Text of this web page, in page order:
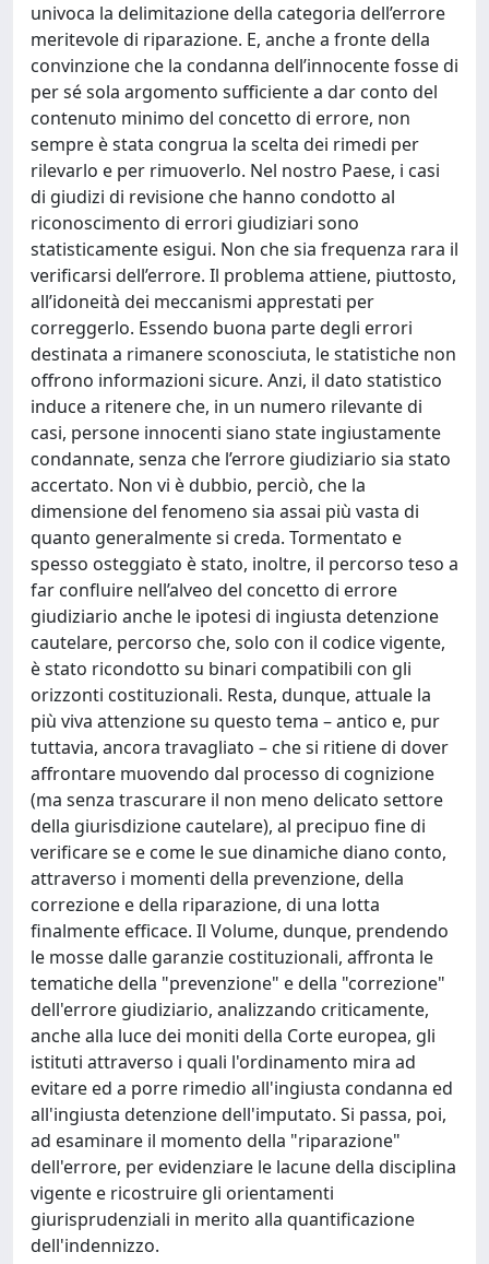
univoca la delimitazione della categoria dell’errore
meritevole di riparazione. E, anche a fronte della
convinzione che la condanna dell’innocente fosse di
per sé sola argomento sufficiente a dar conto del
contenuto minimo del concetto di errore, non
sempre è stata congrua la scelta dei rimedi per
rilevarlo e per rimuoverlo. Nel nostro Paese, i casi
di giudizi di revisione che hanno condotto al
riconoscimento di errori giudiziari sono
statisticamente esigui. Non che sia frequenza rara il
verificarsi dell’errore. Il problema attiene, piuttosto,
all’idoneità dei meccanismi apprestati per
correggerlo. Essendo buona parte degli errori
destinata a rimanere sconosciuta, le statistiche non
offrono informazioni sicure. Anzi, il dato statistico
induce a ritenere che, in un numero rilevante di
casi, persone innocenti siano state ingiustamente
condannate, senza che l’errore giudiziario sia stato
accertato. Non vi è dubbio, perciò, che la
dimensione del fenomeno sia assai più vasta di
quanto generalmente si creda. Tormentato e
spesso osteggiato è stato, inoltre, il percorso teso a
far confluire nell’alveo del concetto di errore
giudiziario anche le ipotesi di ingiusta detenzione
cautelare, percorso che, solo con il codice vigente,
è stato ricondotto su binari compatibili con gli
orizzonti costituzionali. Resta, dunque, attuale la
più viva attenzione su questo tema – antico e, pur
tuttavia, ancora travagliato – che si ritiene di dover
affrontare muovendo dal processo di cognizione
(ma senza trascurare il non meno delicato settore
della giurisdizione cautelare), al precipuo fine di
verificare se e come le sue dinamiche diano conto,
attraverso i momenti della prevenzione, della
correzione e della riparazione, di una lotta
finalmente efficace. Il Volume, dunque, prendendo
le mosse dalle garanzie costituzionali, affronta le
tematiche della "prevenzione" e della "correzione"
dell'errore giudiziario, analizzando criticamente,
anche alla luce dei moniti della Corte europea, gli
istituti attraverso i quali l'ordinamento mira ad
evitare ed a porre rimedio all'ingiusta condanna ed
all'ingiusta detenzione dell'imputato. Si passa, poi,
ad esaminare il momento della "riparazione"
dell'errore, per evidenziare le lacune della disciplina
vigente e ricostruire gli orientamenti
giurisprudenziali in merito alla quantificazione
dell'indennizzo.